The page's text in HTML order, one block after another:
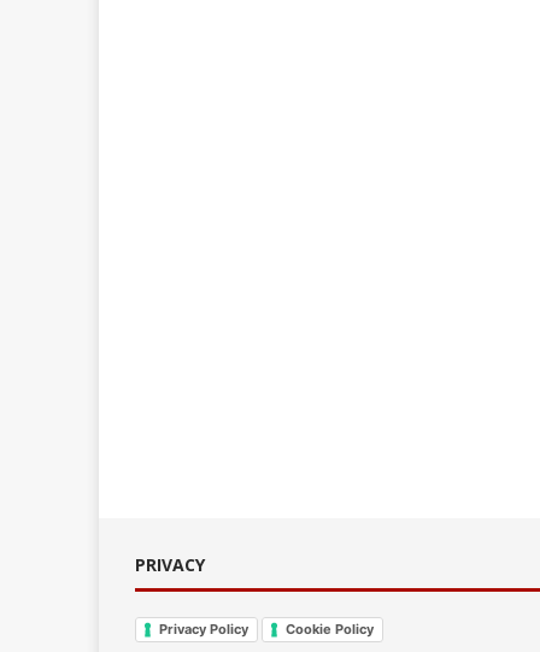
PRIVACY
Privacy Policy Cookie Policy